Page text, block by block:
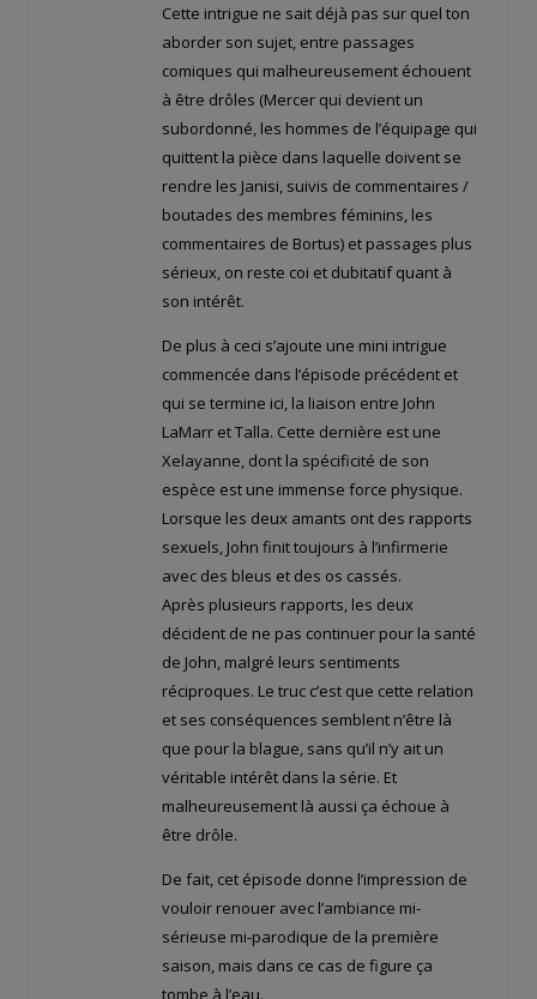
Cette intrigue ne sait déjà pas sur quel ton
aborder son sujet, entre passages
comiques qui malheureusement échouent
à être drôles (Mercer qui devient un
subordonné, les hommes de l’équipage qui
quittent la pièce dans laquelle doivent se
rendre les Janisi, suivis de commentaires /
boutades des membres féminins, les
commentaires de Bortus) et passages plus
sérieux, on reste coi et dubitatif quant à
son intérêt.
De plus à ceci s’ajoute une mini intrigue
commencée dans l’épisode précédent et
qui se termine ici, la liaison entre John
LaMarr et Talla. Cette dernière est une
Xelayanne, dont la spécificité de son
espèce est une immense force physique.
Lorsque les deux amants ont des rapports
sexuels, John finit toujours à l’infirmerie
avec des bleus et des os cassés.
Après plusieurs rapports, les deux
décident de ne pas continuer pour la santé
de John, malgré leurs sentiments
réciproques. Le truc c’est que cette relation
et ses conséquences semblent n’être là
que pour la blague, sans qu’il n’y ait un
véritable intérêt dans la série. Et
malheureusement là aussi ça échoue à
être drôle.
De fait, cet épisode donne l’impression de
vouloir renouer avec l’ambiance mi-
sérieuse mi-parodique de la première
saison, mais dans ce cas de figure ça
tombe à l’eau.